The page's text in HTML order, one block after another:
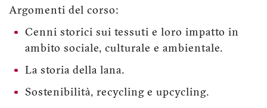
Argomenti del corso:
Cenni storici sui tessuti e loro impatto in
ambito sociale, culturale e ambientale.
La storia della lana.
Sostenibilità, recycling e upcycling.